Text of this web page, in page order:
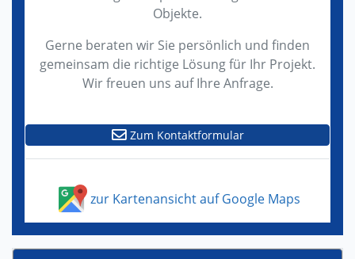
Objekte.
Gerne beraten wir Sie persönlich und finden
gemeinsam die richtige Lösung für Ihr Projekt.
Wir freuen uns auf Ihre Anfrage.
Zum Kontaktformular
zur Kartenansicht auf Google Maps